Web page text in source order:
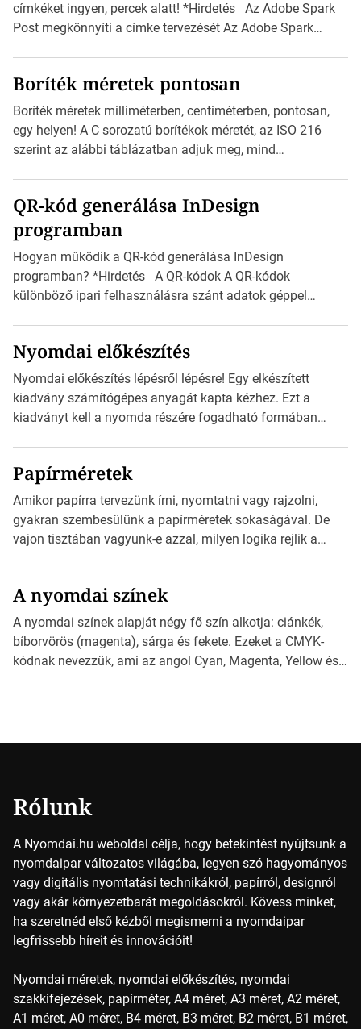
címkéket ingyen, percek alatt! *Hirdetés Az Adobe Spark
Post megkönnyíti a címke tervezését Az Adobe Spark
igazán foroghatnak a kreatív fogaskerekek, miközben
zajlik a saját címke készítése. Hogyan készítsünk címkét?
Válasszon méretet és alakot: Válassza ki a kívánt címke
méretét. Akár néhány […]
Boríték méretek pontosan
Boríték méretek milliméterben, centiméterben, pontosan,
egy helyen! A C sorozatú borítékok méretét, az ISO 216
szerint az alábbi táblázatban adjuk meg, mind
mutatja az A4-es papírlaphoz viszonyítva. Az amerikai és
észak-amerikai boríték méretére az ISO 216 nem
vonatkozik. Boríték méretének táblázata C0-tól […]
QR-kód generálása InDesign
programban
Hogyan működik a QR-kód generálása InDesign
programban? *Hirdetés A QR-kódok A QR-kódok
különböző ipari felhasználásra szánt adatok géppel
okostelefonjára telepíthet egy QR-kód-leolvasó
alkalmazást, ami leolvasni és dekódolni képes az URL-
információt és átirányítja a telefon böngészőjét a cég
weblapjára. A QR-kód beolvasása után a felhasználó
Nyomdai előkészítés
Nyomdai előkészítés lépésről lépésre! Egy elkészített
kiadvány számítógépes anyagát kapta kézhez. Ezt a
kiadványt kell a nyomda részére fogadható formában
Illustratorban készült vektorgrafika. *Hirdetés Minden
esetben konzultáljunk a nyomdával, mielőtt elkezdjük a
nyomdai előkészítést!Nehogy az elkészült munka után
derüljön ki, hogy valamit másképp kellett volna csinálni! […]
Papírméretek
Amikor papírra tervezünk írni, nyomtatni vagy rajzolni,
gyakran szembesülünk a papírméretek sokaságával. De
vajon tisztában vagyunk-e azzal, milyen logika rejlik a
*Hirdetés Ebben a cikkben a papírméretek izgalmas
világába kalauzolunk el téged, hogy jobban megértsd,
milyen szempontok alapján érdemes választanod a
jövőben. Bevezetés a papírméretek világába A […]
A nyomdai színek
A nyomdai színek alapját négy fő szín alkotja: ciánkék,
bíborvörös (magenta), sárga és fekete. Ezeket a CMYK-
kódnak nevezzük, ami az angol Cyan, Magenta, Yellow és
Rólunk
A Nyomdai.hu weboldal célja, hogy betekintést nyújtsunk a
nyomdaipar változatos világába, legyen szó hagyományos
vagy digitális nyomtatási technikákról, papírról, designról
vagy akár környezetbarát megoldásokról. Kövess minket,
ha szeretnéd első kézből megismerni a nyomdaipar
legfrissebb híreit és innovációit!
Nyomdai méretek, nyomdai előkészítés, nyomdai
szakkifejezések, papírméter, A4 méret, A3 méret, A2 méret,
A1 méret, A0 méret, B4 méret, B3 méret, B2 méret, B1 méret,